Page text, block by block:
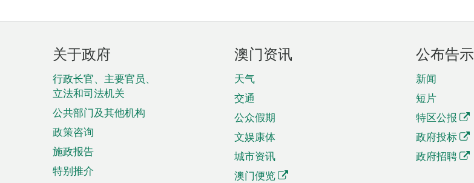
页
脚
菜
单
关于政府
行政长官、主要官员、
立法和司法机关
公共部门及其他机构
政策咨询
施政报告
特别推介
澳门资讯
天气
交通
公众假期
文娱康体
城市资讯
澳门便览
公布告示
新闻
短片
特区公报
政府投标
政府招聘